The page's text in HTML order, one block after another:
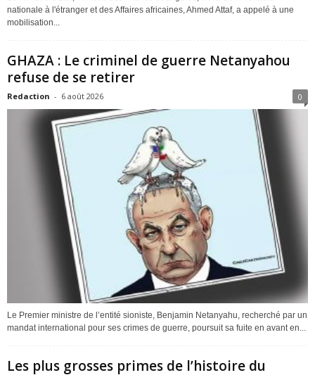
nationale à l'étranger et des Affaires africaines, Ahmed Attaf, a appelé à une
mobilisation...
GHAZA : Le criminel de guerre Netanyahou
refuse de se retirer
Redaction - 6 août 2026 0
Le Premier ministre de l’entité sioniste, Benjamin Netanyahu, recherché par un
mandat international pour ses crimes de guerre, poursuit sa fuite en avant en...
Les plus grosses primes de l’histoire du